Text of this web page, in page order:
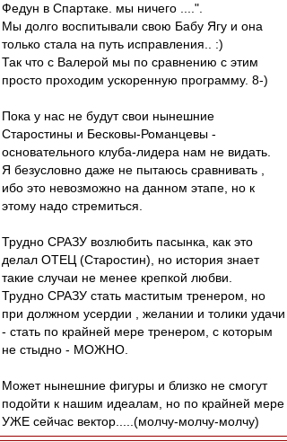
Федун в Спартаке. мы ничего ....".
Мы долго воспитывали свою Бабу Ягу и она
только стала на путь исправления.. :)
Так что с Валерой мы по сравнению с этим
просто проходим ускоренную программу. 8-)
Пока у нас не будут свои нынешние
Старостины и Бесковы-Романцевы -
основательного клуба-лидера нам не видать.
Я безусловно даже не пытаюсь сравнивать ,
ибо это невозможно на данном этапе, но к
этому надо стремиться.
Трудно СРАЗУ возлюбить пасынка, как это
делал ОТЕЦ (Старостин), но история знает
такие случаи не менее крепкой любви.
Трудно СРАЗУ стать маститым тренером, но
при должном усердии , желании и толики удачи
- стать по крайней мере тренером, с которым
не стыдно - МОЖНО.
Может нынешние фигуры и близко не смогут
подойти к нашим идеалам, но по крайней мере
УЖЕ сейчас вектор.....(молчу-молчу-молчу)